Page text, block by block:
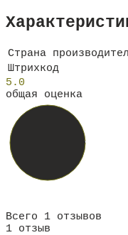
Страна
Штрихкод
5.0
общая оценка
Всего 1 отзывов
1 отзыв